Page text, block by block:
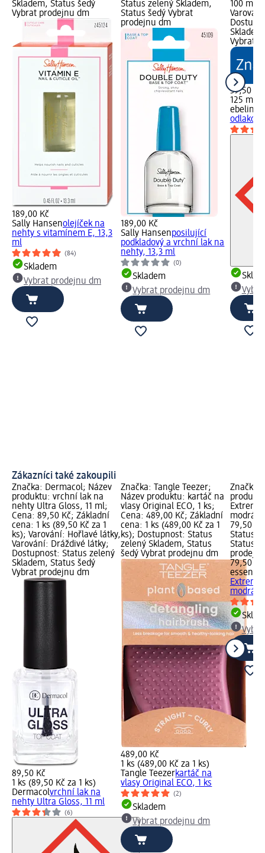
Skladem, Status šedý
Vybrat prodejnu dm
189,00 Kč
Sally Hansenolejíček na
nehty s vitamínem E, 13,3
ml
(84)
Skladem
Vybrat prodejnu dm
Status zelený Skladem,
Status šedý Vybrat
prodejnu dm
189,00 Kč
Sally Hansenposilující
podkladový a vrchní lak na
nehty, 13,3 ml
(0)
Skladem
Vybrat prodejnu dm
100 ml);
Vybrat
39,50 Kč
125 ml
ebelin
Zákazníci také zakoupili
Značka: Dermacol; Název
produktu: vrchní lak na
nehty Ultra Gloss, 11 ml;
Cena: 89,50 Kč; Základní
cena: 1 ks (89,50 Kč za 1
ks); Varování: Hořlavé látky,
Varování: Dráždivé látky;
Dostupnost: Status zelený
Skladem, Status šedý
Vybrat prodejnu dm
89,50 Kč
1 ks (89,50 Kč za 1 ks)
Dermacolvrchní lak na
nehty Ultra Gloss, 11 ml
(6)
Značka: Tangle Teezer;
Název produktu: kartáč na
vlasy Original ECO, 1 ks;
Cena: 489,00 Kč; Základní
cena: 1 ks (489,00 Kč za 1
ks); Dostupnost: Status
zelený Skladem, Status
šedý Vybrat prodejnu dm
489,00 Kč
1 ks (489,00 Kč za 1 ks)
Tangle Teezerkartáč na
vlasy Original ECO, 1 ks
(2)
Skladem
Vybrat prodejnu dm
Značka:
modrá,
79,50
Status
Status
79,50 Kč
essence
modrá,